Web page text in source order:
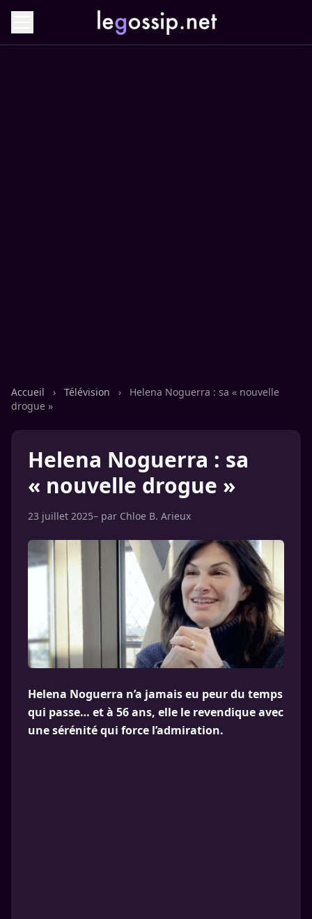
Accueil › Télévision ›
Helena Noguerra : sa « nouvelle
drogue »
Helena Noguerra : sa
« nouvelle drogue »
23 juillet 2025– par Chloe B. Arieux
Helena Noguerra n’a jamais eu peur du temps
qui passe… et à 56 ans, elle le revendique avec
une sérénité qui force l’admiration.